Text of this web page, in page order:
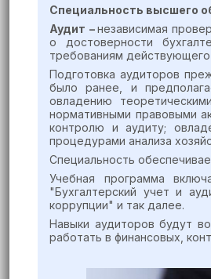
Специальность высшего
Аудит –независимая
о достоверности
требованиям действующего
Подготовка аудиторов
было ранее, и
овладению
нормативными правовыми
контролю и аудиту;
процедурами анализа
Специальность
Учебная программа
"Бухгалтерский учет и
коррупции" и так далее.
Навыки аудиторов будут
работать в финансовых,